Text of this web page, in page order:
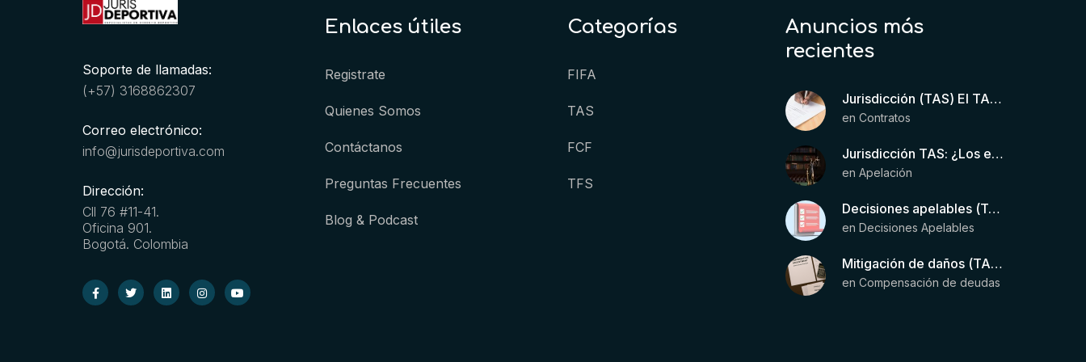
Soporte de llamadas:
(+57) 3168862307
Correo electrónico:
info@jurisdeportiva.com
Dirección:
Cll 76 #11-41.
Oficina 901.
Bogotá. Colombia
Enlaces útiles
Registrate
Quienes Somos
Contáctanos
Preguntas Frecuentes
Blog & Podcast
Categorías
FIFA
TAS
FCF
TFS
Anuncios más
recientes
Jurisdicción (TAS) El TAS confirma la validez de la cláusula de sumisión jurisdiccional en el contrato del futbolista.
en Contratos
Jurisdicción TAS: ¿Los estatutos de una entidad organizadora de una liga de fútbol pueden otorgar competencia de forma directa al TAS?
en Apelación
Decisiones apelables (TAS): Requisitos para que exista una decisión
en Decisiones Apelables
Mitigación de daños (TAS) – Deducción de ingresos comprobados según el artículo 6(2)(b) del Anexo 2 RSTP FIFA
en Compensación de deudas